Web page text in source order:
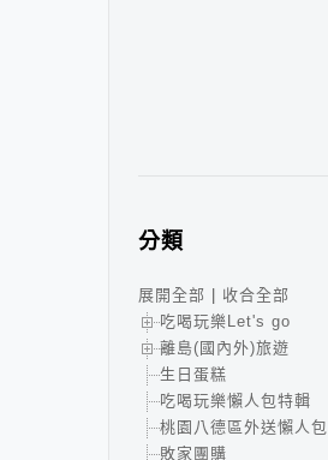
分類
展開全部
收合全部
吃喝玩樂Let's go
離島(國內外)旅遊
生日蛋糕
吃喝玩樂懶人包特輯
桃園八德區外送懶人包
敗家團購